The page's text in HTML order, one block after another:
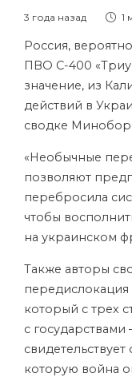
3 года назад 1
Россия,
ПВО С-400
значение, из
действий в
сводке
«Необычные
позволяют
перебросила
чтобы
на украинском
Также авторы
который с трех
с
которую война